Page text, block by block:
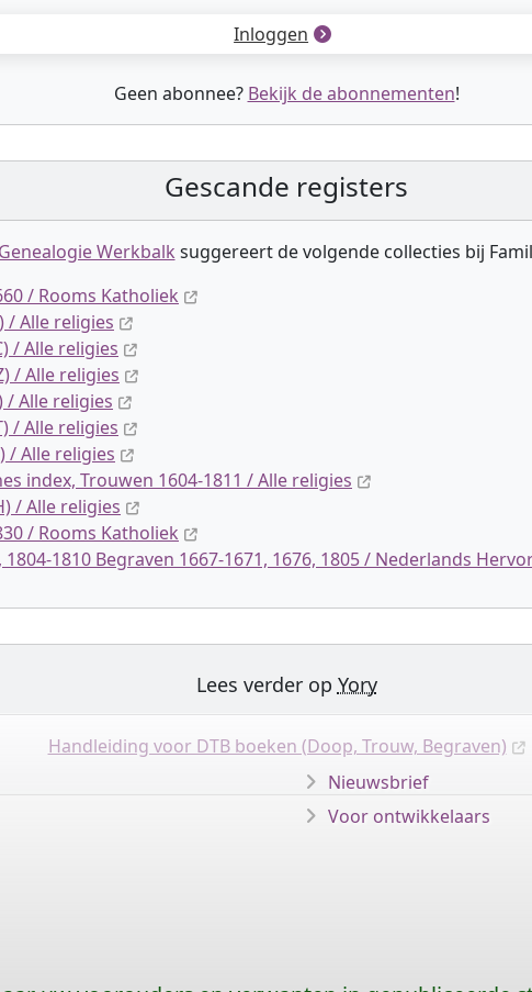
Inloggen
Geen abonnee? Bekijk de abonnementen!
Gescande registers
Genealogie Werkbalk suggereert de volgende collecties bij
/ Rooms Katholiek
/ Alle religies
/ Alle religies
/ Alle religies
/ Alle religies
/ Alle religies
/ Alle religies
index, Trouwen 1604-1811 / Alle religies
/ Alle religies
/ Rooms Katholiek
1810 Begraven 1667-1671, 1676, 1805 / Nederlands
Lees verder op Yory
Handleiding voor DTB boeken (Doop, Trouw, Begraven)
Nieuwsbrief
Voor ontwikkelaars